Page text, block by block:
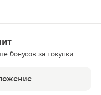
бонусов за покупки